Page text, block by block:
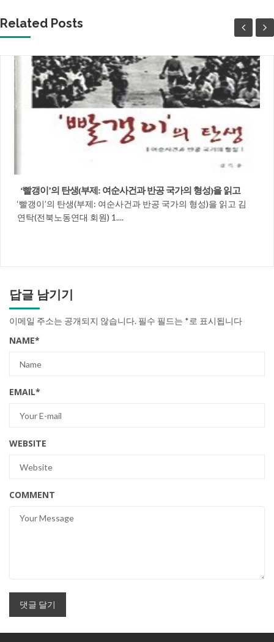
Related Posts
‘빨갱이’의 탄생(부제: 여순사건과 반공 국가의 형성)을 읽고
‘빨갱이’의 탄생(부제: 여순사건과 반공 국가의 형성)을 읽고 김
연탁(전북노동연대 회원) 1....
답글 남기기
이메일 주소는 공개되지 않습니다. 필수 필드는 *로 표시됩니다
NAME*
EMAIL*
WEBSITE
COMMENT